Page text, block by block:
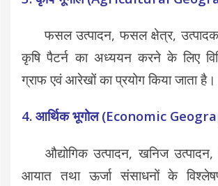
फसल उत्पादन, फसल क्षेत्र,
कृषि पैटर्न का अध्ययन करने के लिए
ग्राफ एवं आरेखों का प्रयोग किया जाता है।
4. आर्थिक भूगोल (Economic
औद्योगिक उत्पादन, खनिज उत्पादन,
आयात तथा ऊर्जा संसाधनों के